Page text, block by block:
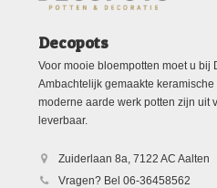
Decopots
Voor mooie bloempotten moet u bij
Ambachtelijk gemaakte
moderne aarde werk potten zijn uit
leverbaar.
Zuiderlaan 8a, 7122 AC Aalten
Vragen? Bel 06-36458562